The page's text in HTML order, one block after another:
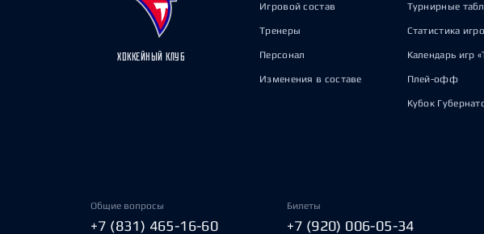
ХОККЕЙНЫЙ КЛУБ
Игровой состав
Тренеры
Персонал
Изменения в составе
Турнирные
Статистика
Календарь игр
Плей-офф
Кубок
Общие вопросы
+7 (831) 465-16-60
Билеты
+7 (920) 006-05-34